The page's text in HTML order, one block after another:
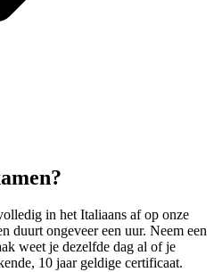
in het Italiaans af op onze
duurt ongeveer een uur. Neem een
weet je dezelfde dag al of je
10 jaar geldige certificaat.